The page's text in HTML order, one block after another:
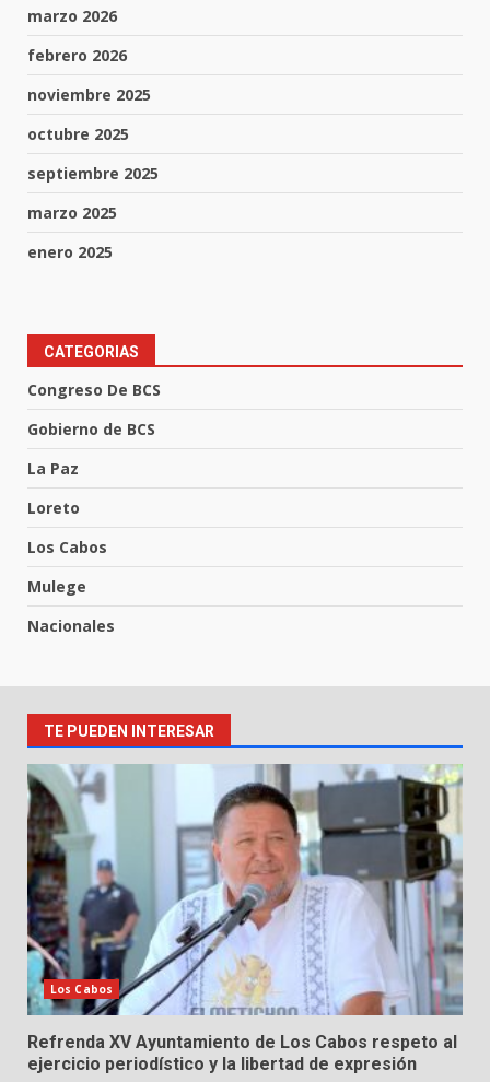
marzo 2026
febrero 2026
noviembre 2025
octubre 2025
septiembre 2025
marzo 2025
enero 2025
CATEGORIAS
Congreso De BCS
Gobierno de BCS
La Paz
Loreto
Los Cabos
Mulege
Nacionales
TE PUEDEN INTERESAR
Los Cabos
Refrenda XV Ayuntamiento de Los Cabos respeto al
ejercicio periodístico y la libertad de expresión